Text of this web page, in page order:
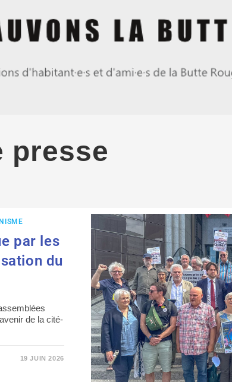
presse
par les
du
de la cité-
19 JUIN 2026